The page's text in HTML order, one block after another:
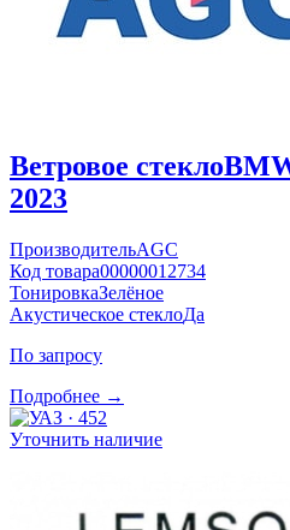
Ветровое стекло
2023
ПроизводительAGC
Код товара00000012734
ТонировкаЗелёное
Акустическое стеклоДа
По запросу
Подробнее →
Уточнить наличие